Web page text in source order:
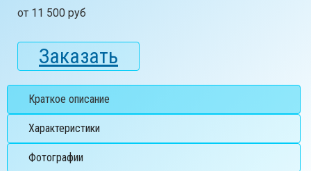
от 11 500 руб
Заказать
Краткое описание
Характеристики
Фотографии